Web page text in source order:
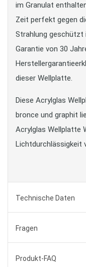
im Granulat
Zeit perfekt gegen
Strahlung geschützt
Garantie von 30
dieser Wellplatte.
Diese Acrylglas
bronce und graphit
Acrylglas Wellplatte
Lichtdurchlässigkeit
Technische Daten
Fragen
Produkt-FAQ